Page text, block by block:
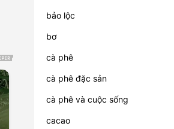
bảo lộc
bơ
cà phê
cà phê đặc sản
cà phê và cuộc sống
cacao